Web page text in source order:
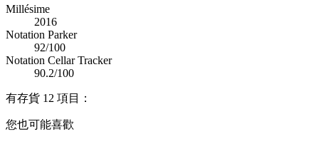
Millésime
2016
Notation Parker
92/100
Notation Cellar Tracker
90.2/100
有存貨 12 項目：
您也可能喜歡